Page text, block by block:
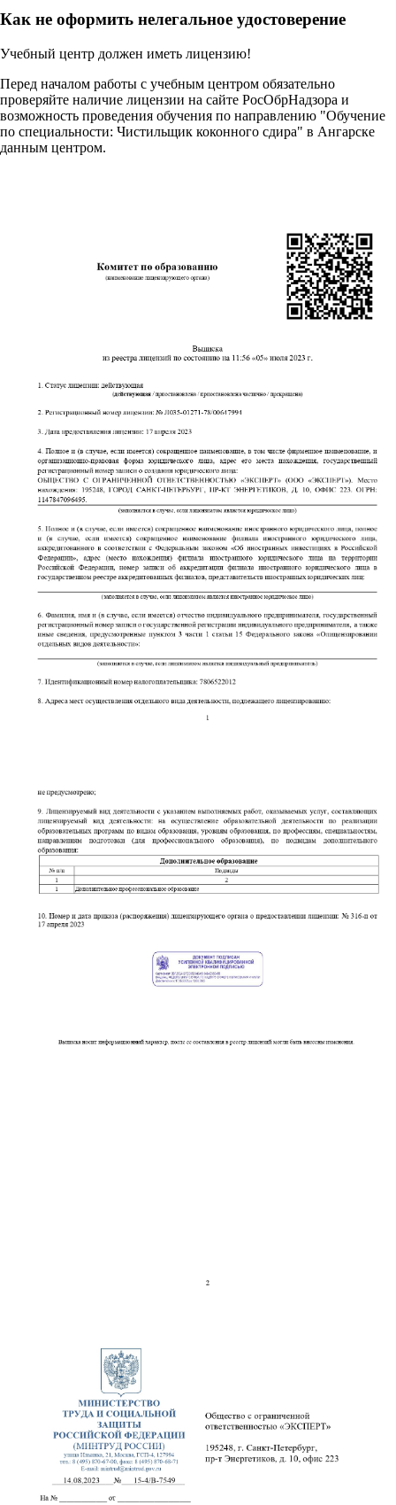
Как не оформить нелегальное удостоверение
Учебный центр должен иметь лицензию!
Перед началом работы с учебным центром обязательно
проверяйте наличие лицензии на сайте РосОбрНадзора и
возможность проведения обучения по направлению "Обучение
по специальности: Чистильщик коконного сдира" в Ангарске
данным центром.